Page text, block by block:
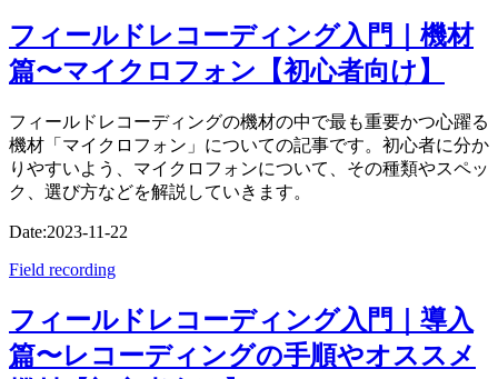
フィールドレコーディング入門｜機材
篇〜マイクロフォン【初心者向け】
フィールドレコーディングの機材の中で最も重要かつ心躍る
機材「マイクロフォン」についての記事です。初心者に分か
りやすいよう、マイクロフォンについて、その種類やスペッ
ク、選び方などを解説していきます。
Date:2023-11-22
Field recording
フィールドレコーディング入門｜導入
篇〜レコーディングの手順やオススメ